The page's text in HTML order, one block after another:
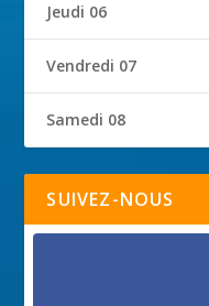
Jeudi 06
Vendredi 07
Samedi 08
SUIVEZ-NOUS